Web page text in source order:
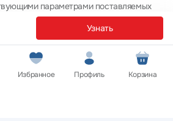
Узнать
параметрами поставляемых
у менеджера при
конфиденциальности
— 2026 ООО «Эпл Тэк»
Избранное Профиль Корзина